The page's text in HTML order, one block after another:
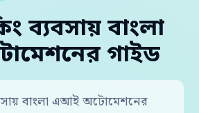
ব্যবসায় বাংলা
গাইড
বাংলা এআই অটোমেশনের